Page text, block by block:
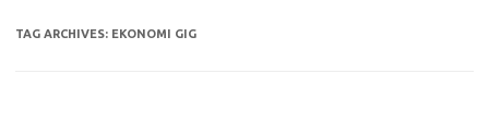
TAG ARCHIVES: EKONOMI GIG